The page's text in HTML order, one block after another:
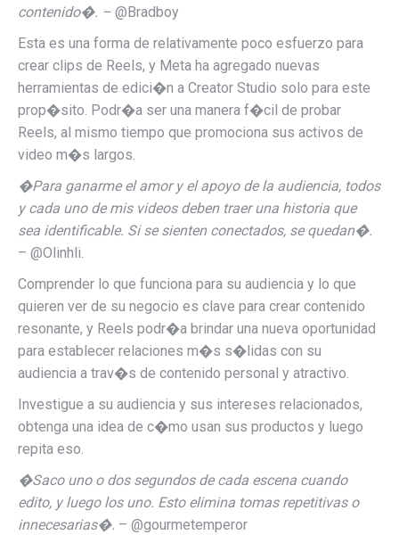
contenido�. – @Bradboy
Esta es una forma de relativamente poco esfuerzo para
crear clips de Reels, y Meta ha agregado nuevas
herramientas de edici�n a Creator Studio solo para este
prop�sito. Podr�a ser una manera f�cil de probar
Reels, al mismo tiempo que promociona sus activos de
video m�s largos.
�Para ganarme el amor y el apoyo de la audiencia, todos
y cada uno de mis videos deben traer una historia que
sea identificable. Si se sienten conectados, se quedan�.
– @Olinhli.
Comprender lo que funciona para su audiencia y lo que
quieren ver de su negocio es clave para crear contenido
resonante, y Reels podr�a brindar una nueva oportunidad
para establecer relaciones m�s s�lidas con su
audiencia a trav�s de contenido personal y atractivo.
Investigue a su audiencia y sus intereses relacionados,
obtenga una idea de c�mo usan sus productos y luego
repita eso.
�Saco uno o dos segundos de cada escena cuando
edito, y luego los uno. Esto elimina tomas repetitivas o
innecesarias�. – @gourmetemperor